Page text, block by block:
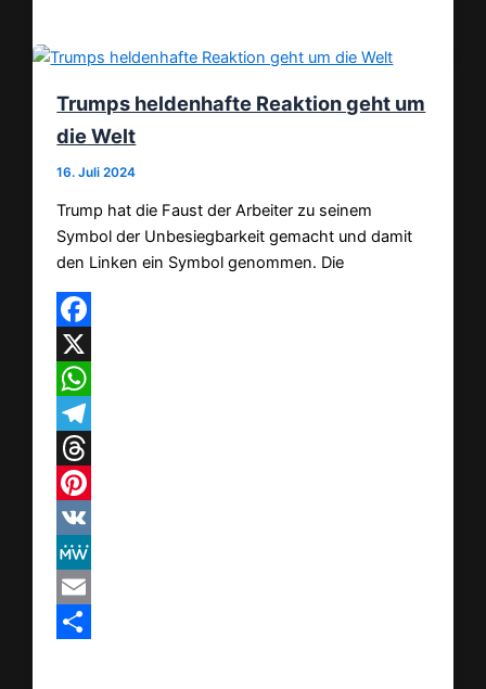
Trumps heldenhafte Reaktion geht um
die Welt
16. Juli 2024
Trump hat die Faust der Arbeiter zu seinem
Symbol der Unbesiegbarkeit gemacht und damit
den Linken ein Symbol genommen. Die
Facebook
X
WhatsApp
Telegram
Threads
Pinterest
VK
MeWe
Email